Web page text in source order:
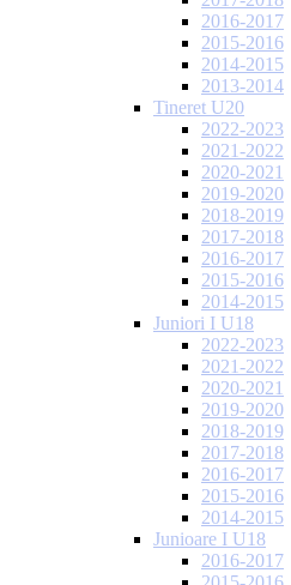
2016-2017
2015-2016
2014-2015
2013-2014
Tineret U20
2022-2023
2021-2022
2020-2021
2019-2020
2018-2019
2017-2018
2016-2017
2015-2016
2014-2015
Juniori I U18
2022-2023
2021-2022
2020-2021
2019-2020
2018-2019
2017-2018
2016-2017
2015-2016
2014-2015
Junioare I U18
2016-2017